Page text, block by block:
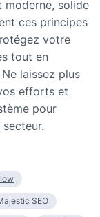
moderne, solide
ces principes
votre
tout en
laissez plus
efforts et
pour
SEO